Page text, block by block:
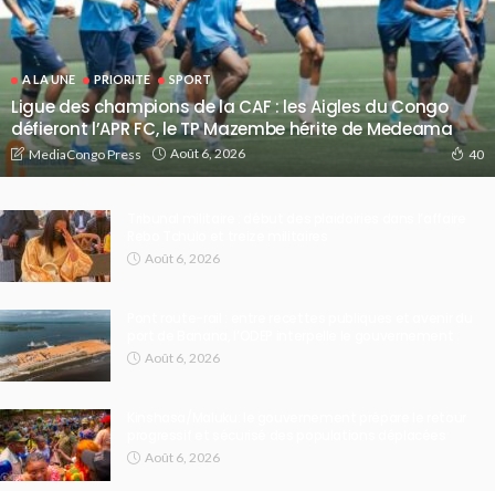
A LA UNE PRIORITE SPORT
Ligue des champions de la CAF : les Aigles du Congo
défieront l’APR FC, le TP Mazembe hérite de Medeama
MediaCongo Press Août 6, 2026 40
Août 6, 2026
Août 6, 2026
Août 6, 2026